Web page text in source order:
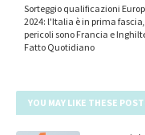
Sorteggio qualificazioni
2024: l'Italia è in prima
pericoli sono Francia e
Fatto Quotidiano
YOU MAY LIKE THESE